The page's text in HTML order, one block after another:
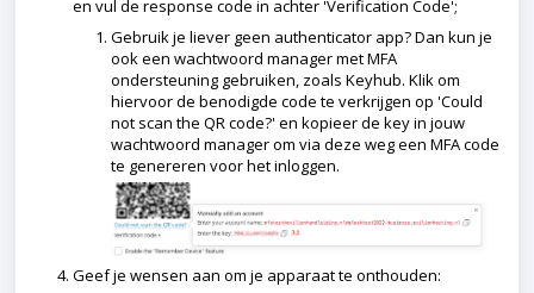
en vul de response code in achter 'Verification Code';
Gebruik je liever geen authenticator app? Dan kun je
ook een wachtwoord manager met MFA
ondersteuning gebruiken, zoals Keyhub. Klik om
hiervoor de benodigde code te verkrijgen op 'Could
not scan the QR code?' en kopieer de key in jouw
wachtwoord manager om via deze weg een MFA code
te genereren voor het inloggen.
Geef je wensen aan om je apparaat te onthouden: